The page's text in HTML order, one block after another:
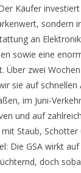
Käufer
sondern
an
sowie eine
Über zwei
sie auf schnellen
im Juni-
und auf
Staub, Schotter
Die GSA wirkt
doch